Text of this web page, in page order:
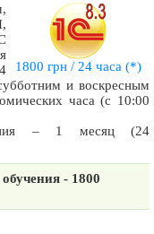
1800 грн / 24 часа (*)
и воскресным
часа (с 10:00
– 1 месяц (24
- 1800